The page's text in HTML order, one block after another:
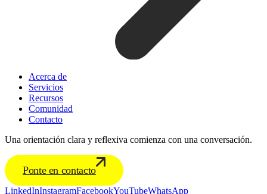
Acerca de
Servicios
Recursos
Comunidad
Contacto
Una orientación clara y reflexiva comienza con una conversación.
Ponte en contacto
LinkedInInstagramFacebookYouTubeWhatsApp